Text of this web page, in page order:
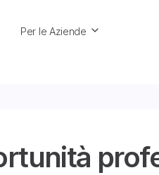
Per le Aziende